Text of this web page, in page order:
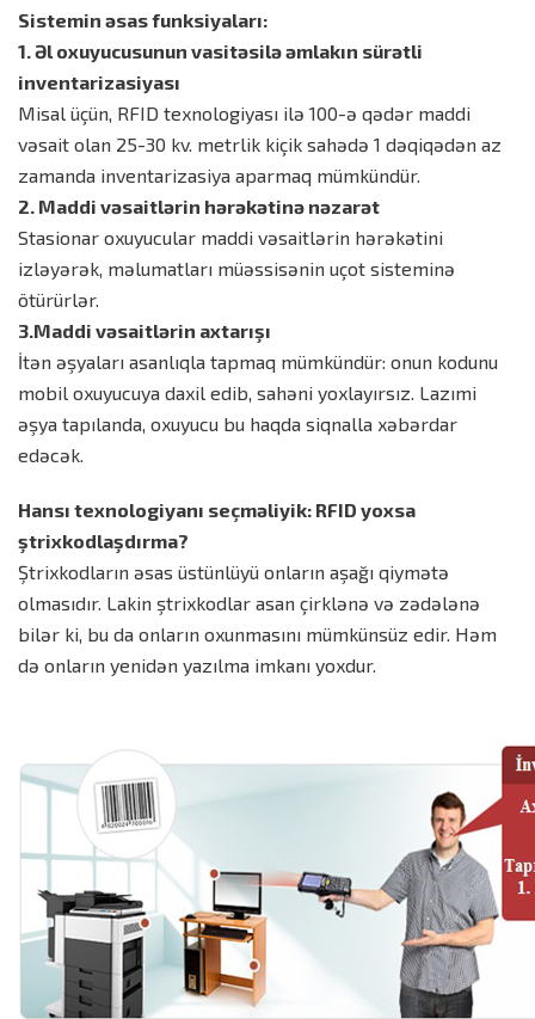
Sistemin əsas funksiyaları:
1. Əl oxuyucusunun vasitəsilə əmlakın sürətli
inventarizasiyası
Misal üçün, RFID texnologiyası ilə 100-ə qədər maddi
vəsait olan 25-30 kv. metrlik kiçik sahədə 1 dəqiqədən az
zamanda inventarizasiya aparmaq mümkündür.
2. Maddi vəsaitlərin hərəkətinə nəzarət
Stasionar oxuyucular maddi vəsaitlərin hərəkətini
izləyərək, məlumatları müəssisənin uçot sisteminə
ötürürlər.
3.Maddi vəsaitlərin axtarışı
İtən əşyaları asanlıqla tapmaq mümkündür: onun kodunu
mobil oxuyucuya daxil edib, sahəni yoxlayırsız. Lazımi
əşya tapılanda, oxuyucu bu haqda siqnalla xəbərdar
edəcək.
Hansı texnologiyanı seçməliyik: RFID yoxsa
ştrixkodlaşdırma?
Ştrixkodların əsas üstünlüyü onların aşağı qiymətə
olmasıdır. Lakin ştrixkodlar asan çirklənə və zədələnə
bilər ki, bu da onların oxunmasını mümkünsüz edir. Həm
də onların yenidən yazılma imkanı yoxdur.